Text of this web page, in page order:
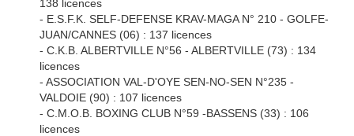
138 licences
- E.S.F.K. SELF-DEFENSE KRAV-MAGA N° 210 - GOLFE-
JUAN/CANNES (06) : 137 licences
- C.K.B. ALBERTVILLE N°56 - ALBERTVILLE (73) : 134
licences
- ASSOCIATION VAL-D'OYE SEN-NO-SEN N°235 -
VALDOIE (90) : 107 licences
- C.M.O.B. BOXING CLUB N°59 -BASSENS (33) : 106
licences